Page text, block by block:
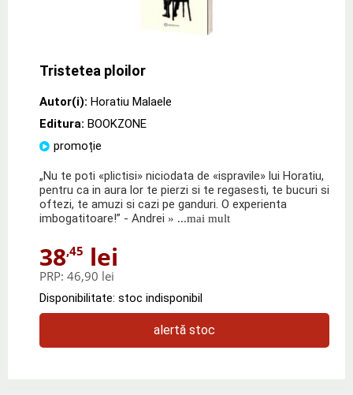
Tristetea ploilor
Autor(i): Horatiu Malaele
Editura: BOOKZONE
promoție
„Nu te poti «plictisi» niciodata de «ispravile» lui Horatiu,
pentru ca in aura lor te pierzi si te regasesti, te bucuri si
oftezi, te amuzi si cazi pe ganduri. O experienta
imbogatitoare!” - Andrei » ...mai mult
38,45 lei
PRP: 46,90 lei
Disponibilitate: stoc indisponibil
alertă stoc